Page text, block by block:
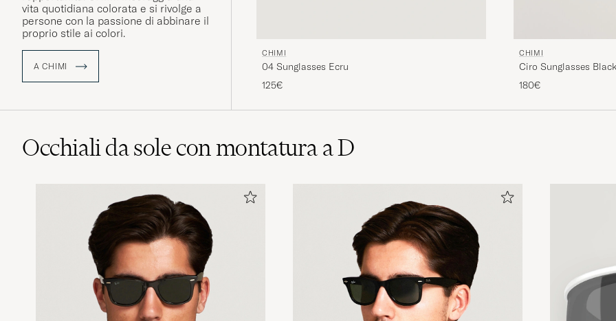
vita quotidiana colorata e si rivolge a
persone con la passione di abbinare il
proprio stile ai colori.
A CHIMI
CHIMI
04 Sunglasses Ecru
125€
CHIMI
Ciro Sunglasses Black
180€
Occhiali da sole con montatura a D